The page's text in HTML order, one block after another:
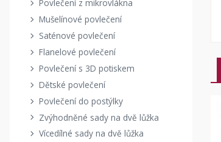
Povlečení z mikrovlákna
Mušelínové povlečení
Saténové povlečení
Flanelové povlečení
Povlečení s 3D potiskem
Dětské povlečení
Povlečení do postýlky
Zvýhodněné sady na dvě lůžka
Vícedílné sady na dvě lůžka